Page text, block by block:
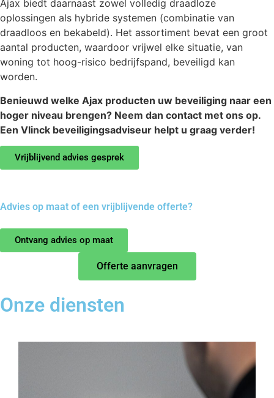
Ajax biedt daarnaast zowel volledig draadloze
oplossingen als hybride systemen (combinatie van
draadloos en bekabeld). Het assortiment bevat een groot
aantal producten, waardoor vrijwel elke situatie, van
woning tot hoog-risico bedrijfspand, beveiligd kan
worden.
Benieuwd welke Ajax producten uw beveiliging naar een
hoger niveau brengen? Neem dan contact met ons op.
Een Vlinck beveiligingsadviseur helpt u graag verder!
Vrijblijvend advies gesprek
Advies op maat of een vrijblijvende offerte?
Ontvang advies op maat
Offerte aanvragen
Onze diensten